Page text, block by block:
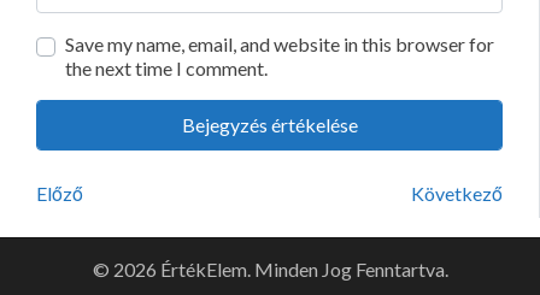
Save my name, email, and website in this browser for
the next time I comment.
Előző Következő
© 2026 ÉrtékElem. Minden Jog Fenntartva.